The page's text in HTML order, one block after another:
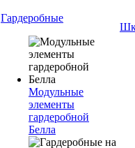
Гардеробные
Модульные
элементы
гардеробной
Белла